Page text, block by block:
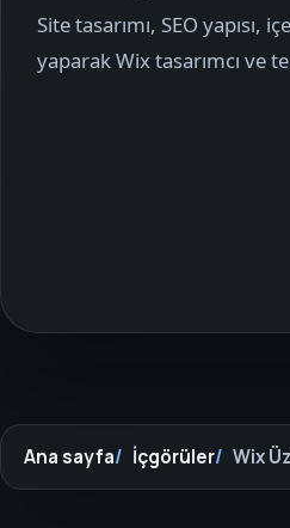
Site tasarımı, SEO yapısı,
yaparak Wix tasarımcı ve
Ana sayfa İçgörüler Wix